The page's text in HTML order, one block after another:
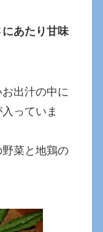
あたり甘味
出汁の中に
っていま
菜と地鶏の